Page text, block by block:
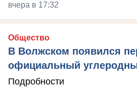
вчера в 17:32
Общество
В Волжском появился
официальный
Подробности